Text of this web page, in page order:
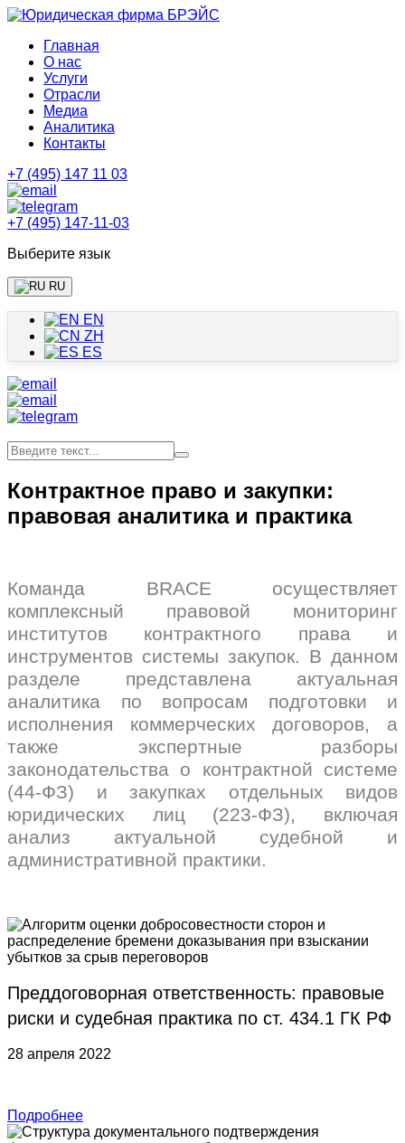
Главная
О нас
Услуги
Отрасли
Медиа
Аналитика
Контакты
+7 (495) 147 11 03
+7 (495) 147-11-03
Выберите язык
RU
EN
ZH
ES
Контрактное право и закупки:
правовая аналитика и практика
Команда BRACE осуществляет
комплексный правовой мониторинг
институтов контрактного права и
инструментов системы закупок. В данном
разделе представлена актуальная
аналитика по вопросам подготовки и
исполнения коммерческих договоров, а
также экспертные разборы
законодательства о контрактной системе
(44-ФЗ) и закупках отдельных видов
юридических лиц (223-ФЗ), включая
анализ актуальной судебной и
административной практики.
Преддоговорная ответственность: правовые
риски и судебная практика по ст. 434.1 ГК РФ
28 апреля 2022
Подробнее